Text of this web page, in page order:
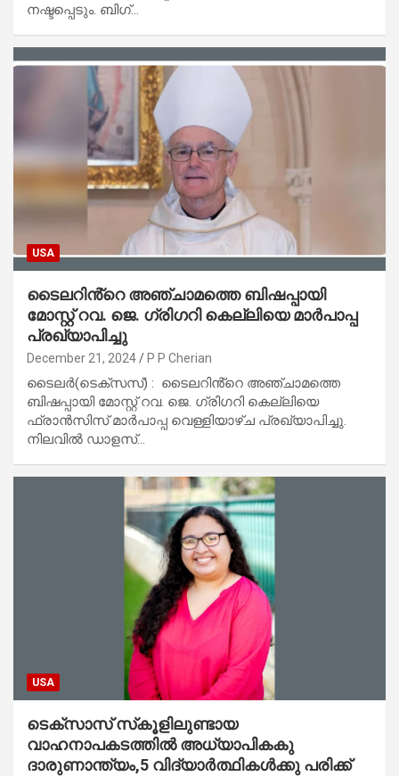
നഷ്ടപ്പെടും. ബിഗ്…
USA
ടൈലറിൻ്റെ അഞ്ചാമത്തെ ബിഷപ്പായി
മോസ്റ്റ് റവ. ജെ. ഗ്രിഗറി കെല്ലിയെ മാർപാപ്പ
പ്രഖ്യാപിച്ചു
December 21, 2024 P P Cherian
ടൈലർ(ടെക്‌സസ്) : ടൈലറിൻ്റെ അഞ്ചാമത്തെ
ബിഷപ്പായി മോസ്റ്റ് റവ. ജെ. ഗ്രിഗറി കെല്ലിയെ
ഫ്രാൻസിസ് മാർപാപ്പ വെള്ളിയാഴ്ച പ്രഖ്യാപിച്ചു.
നിലവിൽ ഡാളസ്…
USA
ടെക്‌സാസ് സ്‌കൂളിലുണ്ടായ
വാഹനാപകടത്തിൽ അധ്യാപികകു
ദാരുണാന്ത്യം,5 വിദ്യാർത്ഥികൾക്കു പരിക്ക്